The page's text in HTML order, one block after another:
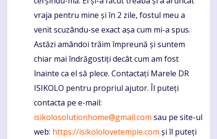
vraja pentru mine și în 2 zile, fostul meu a
venit scuzându-se exact așa cum mi-a spus.
Astăzi amândoi trăim împreună și suntem
chiar mai îndrăgostiți decât cum am fost
înainte ca el să plece. Contactați Marele DR
ISIKOLO pentru propriul ajutor. Îl puteți
contacta pe e-mail:
isikolosolutionhome@gmail.com sau pe site-ul
web: https://isikololovetemple.com și îl puteți